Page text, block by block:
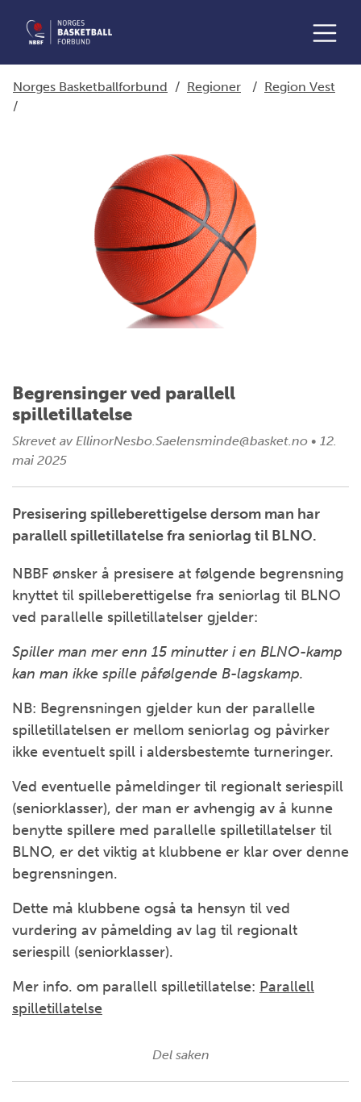
Norges Basketballforbund / Regioner / Region Vest
/
Begrensinger ved parallell
spilletillatelse
Skrevet av EllinorNesbo.Saelensminde@basket.no • 12.
mai 2025
Presisering spilleberettigelse dersom man har
parallell spilletillatelse fra seniorlag til BLNO.
NBBF ønsker å presisere at følgende begrensning
knyttet til spilleberettigelse fra seniorlag til BLNO
ved parallelle spilletillatelser gjelder:
Spiller man mer enn 15 minutter i en BLNO-kamp
kan man ikke spille påfølgende B-lagskamp.
NB: Begrensningen gjelder kun der parallelle
spilletillatelsen er mellom seniorlag og påvirker
ikke eventuelt spill i aldersbestemte turneringer.
Ved eventuelle påmeldinger til regionalt seriespill
(seniorklasser), der man er avhengig av å kunne
benytte spillere med parallelle spilletillatelser til
BLNO, er det viktig at klubbene er klar over denne
begrensningen.
Dette må klubbene også ta hensyn til ved
vurdering av påmelding av lag til regionalt
seriespill (seniorklasser).
Mer info. om parallell spilletillatelse: Parallell
spilletillatelse
Del saken